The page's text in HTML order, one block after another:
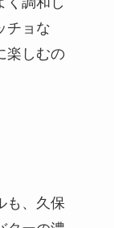
チョな
楽しむの
も、久保